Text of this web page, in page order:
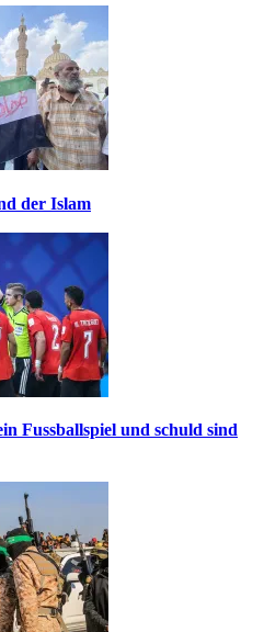
der Islam
Fussballspiel und schuld sind